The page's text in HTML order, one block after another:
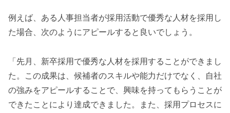
例えば、ある人事担当者が採用活動で優秀な人材を採用し
た場合、次のようにアピールすると良いでしょう。
「先月、新卒採用で優秀な人材を採用することができまし
た。この成果は、候補者のスキルや能力だけでなく、自社
の強みをアピールすることで、興味を持ってもらうことが
できたことにより達成できました。また、採用プロセスに